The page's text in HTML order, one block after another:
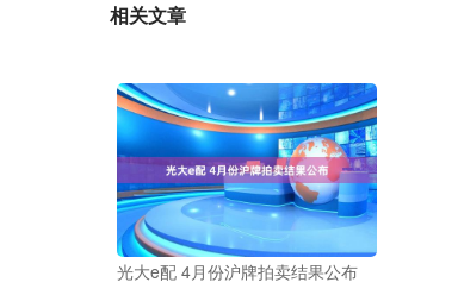
相关文章
光大e配 4月份沪牌拍卖结果公布